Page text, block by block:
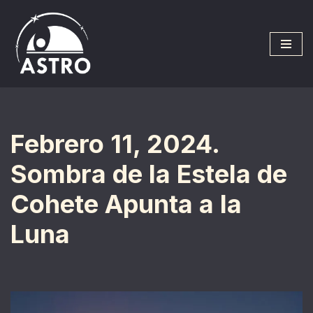
Saltar
al
contenido
Febrero 11, 2024.
Sombra de la Estela de
Cohete Apunta a la
Luna